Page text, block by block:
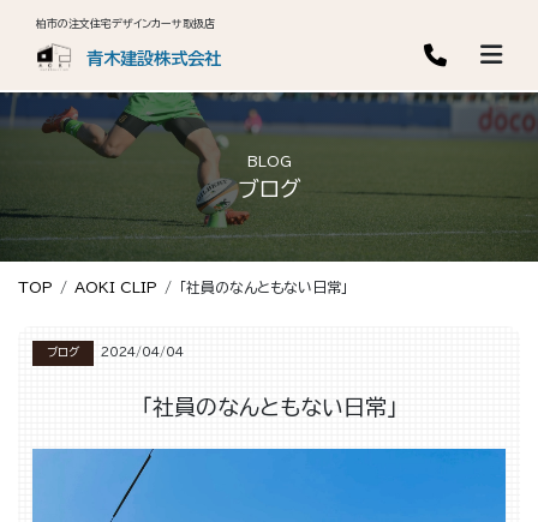
柏市の注文住宅デザインカーサ取扱店
青木建設株式会社
BLOG
ブログ
TOP AOKI CLIP 「社員のなんともない日常」
ブログ 2024/04/04
「社員のなんともない日常」